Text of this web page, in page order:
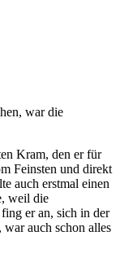
war die
Kram, den er für
Feinsten und direkt
auch erstmal einen
weil die
er an, sich in der
auch schon alles